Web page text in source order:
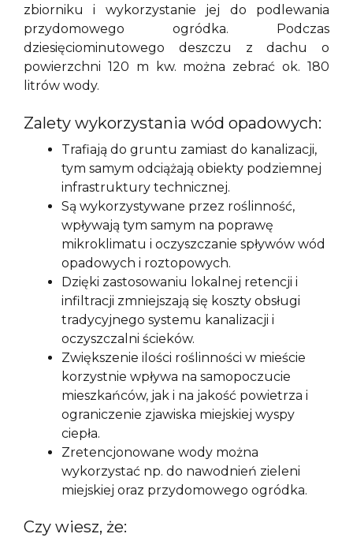
zbiorniku i wykorzystanie jej do podlewania
przydomowego ogródka. Podczas
dziesięciominutowego deszczu z dachu o
powierzchni 120 m kw. można zebrać ok. 180
litrów wody.
Zalety wykorzystania wód opadowych:
Trafiają do gruntu zamiast do kanalizacji,
tym samym odciążają obiekty podziemnej
infrastruktury technicznej.
Są wykorzystywane przez roślinność,
wpływają tym samym na poprawę
mikroklimatu i oczyszczanie spływów wód
opadowych i roztopowych.
Dzięki zastosowaniu lokalnej retencji i
infiltracji zmniejszają się koszty obsługi
tradycyjnego systemu kanalizacji i
oczyszczalni ścieków.
Zwiększenie ilości roślinności w mieście
korzystnie wpływa na samopoczucie
mieszkańców, jak i na jakość powietrza i
ograniczenie zjawiska miejskiej wyspy
ciepła.
Zretencjonowane wody można
wykorzystać np. do nawodnień zieleni
miejskiej oraz przydomowego ogródka.
Czy wiesz, że: